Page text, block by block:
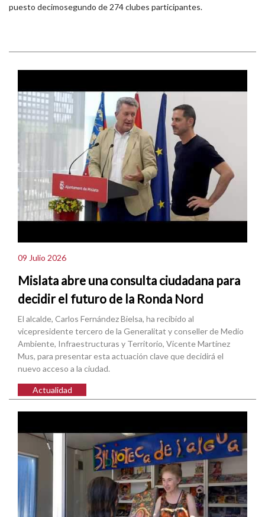
puesto decimosegundo de 274 clubes participantes.
09 Julio 2026
Mislata abre una consulta ciudadana para
decidir el futuro de la Ronda Nord
El alcalde, Carlos Fernández Bielsa, ha recibido al
vicepresidente tercero de la Generalitat y conseller de Medio
Ambiente, Infraestructuras y Territorio, Vicente Martínez
Mus, para presentar esta actuación clave que decidirá el
nuevo acceso a la ciudad.
Actualidad